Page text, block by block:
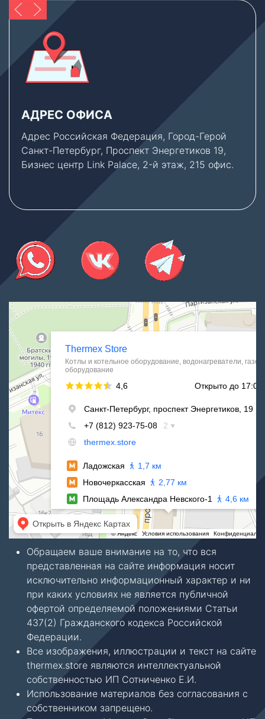
АДРЕС ОФИСА
Адрес Российская Федерация, Город-Герой
Санкт-Петербург, Проспект Энергетиков 19,
Бизнес центр Link Palace, 2-й этаж, 215 офис.
Thermex Store
Котлы и котельное оборудование в Санкт‑Петербурге
Водонагреватели в Санкт‑Петербурге
Обращаем ваше внимание на то, что вся
представленная на сайте информация носит
исключительно информационный характер и ни
при каких условиях не является публичной
офертой определяемой положениями Статьи
437(2) Гражданского кодекса Российской
Федерации.
Все изображения, иллюстрации и текст на сайте
thermex.store являются интеллектуальной
собственностью ИП Сотниченко Е.И.
Использование материалов без согласования с
собственником запрещено.